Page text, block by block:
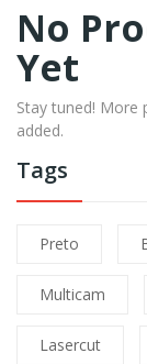
Tags
Preto
Multicam
Lasercut
No
Yet
Stay tuned! More
added.